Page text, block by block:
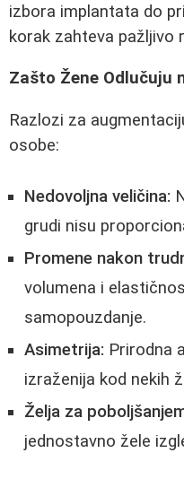
izbora implantata do
korak zahteva pažljivo
Zašto Žene Odlučuju
Razlozi za
osobe:
Nedovoljna veličina:
grudi nisu
Promene nakon
volumena i
samopouzdanje.
Asimetrija: Prirodna
izraženija kod nekih
Želja za
jednostavno žele